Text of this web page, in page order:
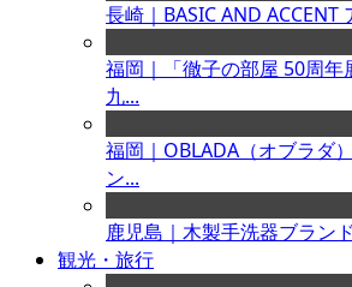
長崎｜BASIC AND ACCENT
福岡｜「徹子の部屋 50周年
九...
福岡｜OBLADA（オブラダ
ン...
鹿児島｜木製手洗器ブラン
観光・旅行